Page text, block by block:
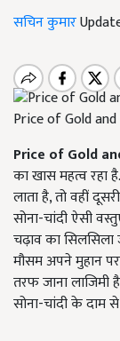
सचिन कुमार
Price of Gold
Price of Gold
का खास महत्व रहा
लाता है, तो वहीं
सोना-चांदी ऐसी
चढ़ाव का
मौसम अपने मुहान
तरफ जाना
सोना-चांदी के दाम